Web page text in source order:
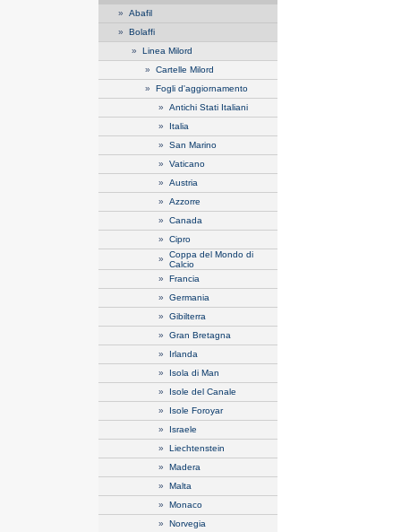
» Abafil
» Bolaffi
» Linea Milord
» Cartelle Milord
» Fogli d'aggiornamento
» Antichi Stati Italiani
» Italia
» San Marino
» Vaticano
» Austria
» Azzorre
» Canada
» Cipro
» Coppa del Mondo di
Calcio
» Francia
» Germania
» Gibilterra
» Gran Bretagna
» Irlanda
» Isola di Man
» Isole del Canale
» Isole Foroyar
» Israele
» Liechtenstein
» Madera
» Malta
» Monaco
» Norvegia